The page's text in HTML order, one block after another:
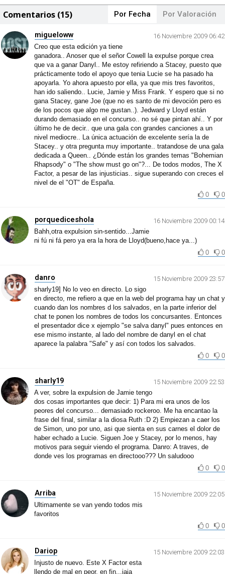
Comentarios (15) Por Fecha Por Valoración
migueloww
16 Noviembre 2009 06:42
Creo que esta edición ya tiene
ganadora.. Anoser que el señor Cowell la expulse porque crea
que va a ganar Danyl.. Me estoy refiriendo a Stacey, puesto que
prácticamente todo el apoyo que tenia Lucie se ha pasado ha
apoyarla. Yo ahora apuesto por ella, ya que mis tres favoritos,
han ido saliendo.. Lucie, Jamie y Miss Frank. Y espero que si no
gana Stacey, gane Joe (que no es santo de mi devoción pero es
de los pocos que algo me gustan..). Jedward y Lloyd están
durando demasiado en el concurso.. no sé que pintan ahí.. Y por
último he de decir.. que una gala con grandes canciones a un
nivel mediocre.. La única actuación de excelente sería la de
Stacey.. y otra pregunta muy importante.. tratandose de una gala
dedicada a Queen.. ¿Dónde están los grandes temas "Bohemian
Rhapsody" o "The show must go on"?... De todos modos, The X
Factor, a pesar de las injusticias.. sigue superando con creces el
nivel de el "OT" de España.
0
0
porquediceshola
16 Noviembre 2009 00:14
Bahh,otra expulsion sin-sentido...Jamie
ni fú ni fá pero ya era la hora de Lloyd(bueno,hace ya...)
0
0
danro
15 Noviembre 2009 23:57
sharly19] No lo veo en directo. Lo sigo
en directo, me refiero a que en la web del programa hay un chat y
cuando dan los nombres d los salvados, en la parte inferior del
chat te ponen los nombres de todos los concursantes. Entonces
el presentador dice x ejemplo "se salva danyl" pues entonces en
ese mismo instante, al lado del nombre de danyl en el chat
aparece la palabra "Safe" y así con todos los salvados.
0
0
sharly19
15 Noviembre 2009 22:53
A ver, sobre la expulsion de Jamie tengo
dos cosas importantes que decir: 1) Para mi era unos de los
peores del concurso... demasiado rockeroo. Me ha encantao la
frase del final, similar a la diosa Ruth :D 2) Empiezan a caer los
de Simon, uno por uno, asi que sienta en sus carnes el dolor de
haber echado a Lucie. Siguen Joe y Stacey, por lo menos, hay
motivos para seguir viendo el programa. Danro: A traves, de
donde ves los programas en directooo??? Un saludooo
0
0
Arriba
15 Noviembre 2009 22:05
Ultimamente se van yendo todos mis
favoritos
0
0
Dariop
15 Noviembre 2009 22:03
Injusto de nuevo. Este X Factor esta
llendo de mal en peor, en fin...jaja